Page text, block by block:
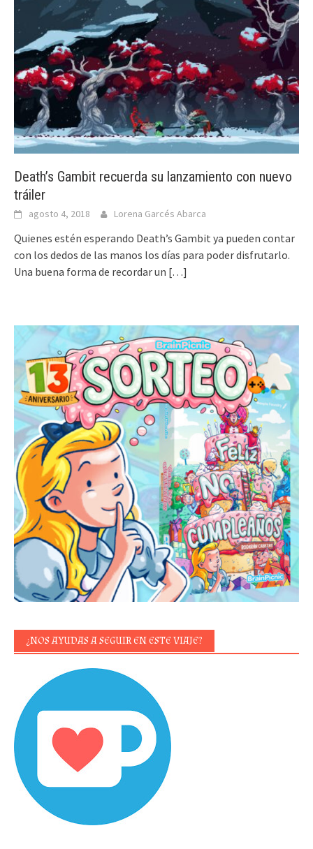
Death’s Gambit recuerda su lanzamiento con nuevo
tráiler
agosto 4, 2018 Lorena Garcés Abarca
Quienes estén esperando Death’s Gambit ya pueden contar
con los dedos de las manos los días para poder disfrutarlo.
Una buena forma de recordar un […]
¿NOS AYUDAS A SEGUIR EN ESTE VIAJE?